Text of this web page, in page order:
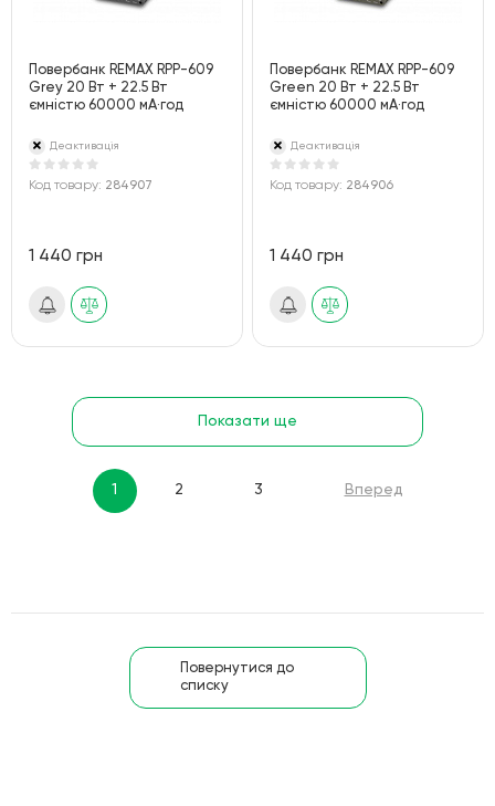
Повербанк REMAX RPP-609
Grey 20 Вт + 22.5 Вт
ємністю 60000 мА·год
Деактивація
Код товару: 284907
1 440 грн
Повербанк REMAX RPP-609
Green 20 Вт + 22.5 Вт
ємністю 60000 мА·год
Деактивація
Код товару: 284906
1 440 грн
Показати ще
1 2 3 Вперед
Повернутися до
списку